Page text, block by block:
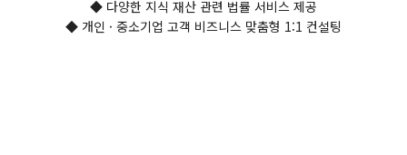
◆ 다양한 지식 재산 관련 법률 서비스 제공
◆ 개인 · 중소기업 고객 비즈니스 맞춤형 1:1 컨설팅